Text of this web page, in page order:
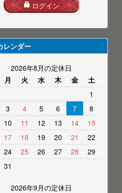
ログイン
レンダー
2026年8月の定休日
月 火 水 木 金
土
1
3 4 5 6 7
8
10 11 12 13 14
15
17 18 19 20 21
22
24 25 26 27 28
29
31
2026年9月の定休日